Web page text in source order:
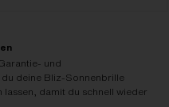
und
deine Bliz-Sonnenbrille
damit du schnell wieder